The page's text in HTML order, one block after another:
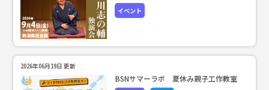
イベント
BSNサマーラボ 夏休み親子工作教室
2026年06月19日 更新